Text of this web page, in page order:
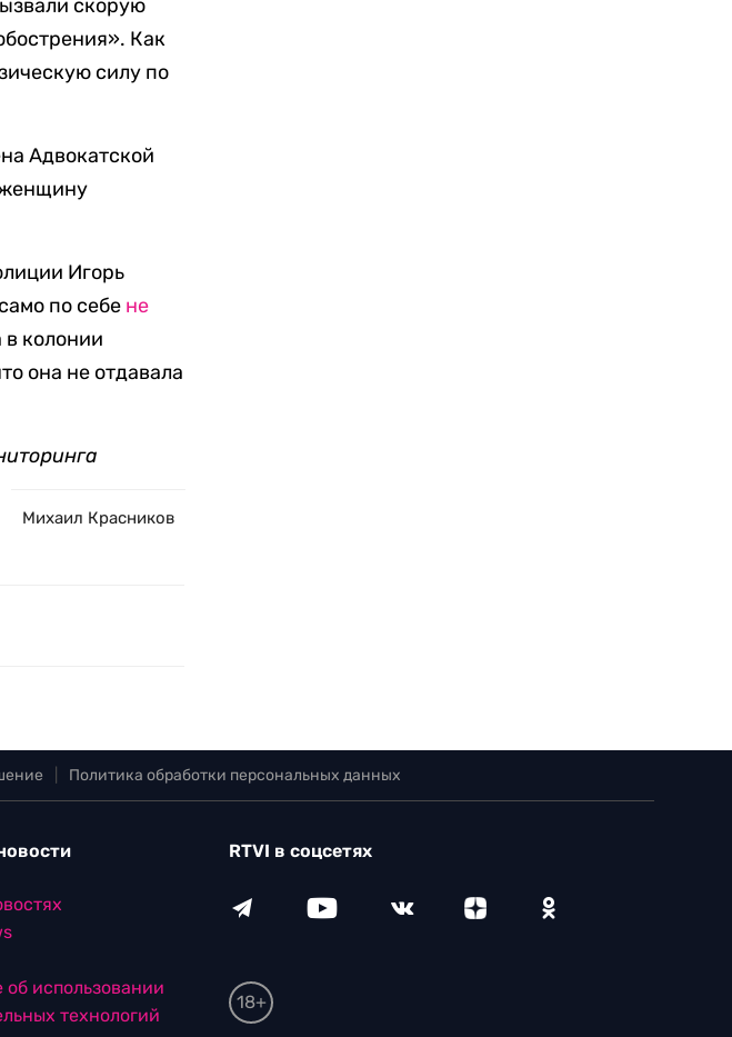
скорую
Как
силу по
Адвокатской
Игорь
по себе не
в колонии
она не отдавала
Михаил Красников
Политика обработки персональных данных
использовании
технологий
RTVI в соцсетях
18+